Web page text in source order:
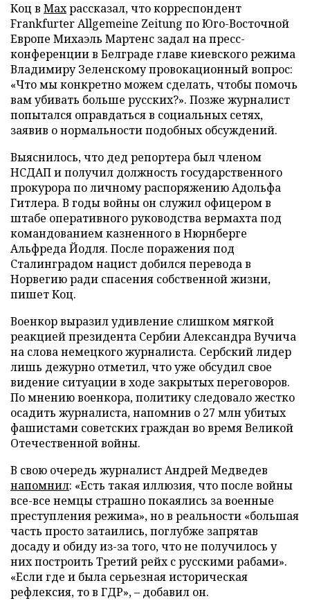
Коц в Махрассказал, что корреспондент
Frankfurter Allgemeine Zeitung по Юго-Восточной
Европе Михаэль Мартенс задал на пресс-
конференции в Белграде главе киевского режима
Владимиру Зеленскому провокационный вопрос:
«Что мы конкретно можем сделать, чтобы помочь
вам убивать больше русских?». Позже журналист
попытался оправдаться в социальных сетях,
заявив о нормальности подобных обсуждений.
Выяснилось, что дед репортера был членом
НСДАП и получил должность государственного
прокурора по личному распоряжению Адольфа
Гитлера. В годы войны он служил офицером в
штабе оперативного руководства вермахта под
командованием казненного в Нюрнберге
Альфреда Йодля. После поражения под
Сталинградом нацист добился перевода в
Норвегию ради спасения собственной жизни,
пишет Коц.
Военкор выразил удивление слишком мягкой
реакцией президента Сербии Александра Вучича
на слова немецкого журналиста. Сербский лидер
лишь дежурно отметил, что уже обсудил свое
видение ситуации в ходе закрытых переговоров.
По мнению военкора, политику следовало жестко
осадить журналиста, напомнив о 27 млн убитых
фашистами советских граждан во время Великой
Отечественной войны.
В свою очередь журналист Андрей Медведев
напомнил: «Есть такая иллюзия, что после войны
все-все немцы страшно покаялись за военные
преступления режима», но в реальности «большая
часть просто затаились, поглубже запрятав
досаду и обиду из-за того, что не получилось у
них построить Третий рейх с русскими рабами».
«Если где и была серьезная историческая
рефлексия, то в ГДР», – добавил он.